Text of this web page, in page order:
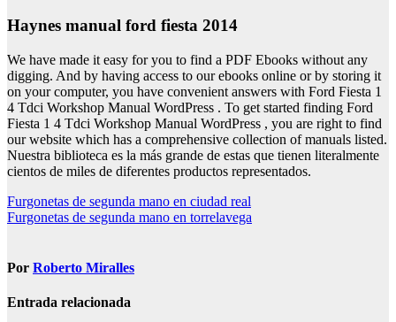
Haynes manual ford fiesta 2014
We have made it easy for you to find a PDF Ebooks without any
digging. And by having access to our ebooks online or by storing it
on your computer, you have convenient answers with Ford Fiesta 1
4 Tdci Workshop Manual WordPress . To get started finding Ford
Fiesta 1 4 Tdci Workshop Manual WordPress , you are right to find
our website which has a comprehensive collection of manuals listed.
Nuestra biblioteca es la más grande de estas que tienen literalmente
cientos de miles de diferentes productos representados.
Navegación
de
Furgonetas de segunda mano en ciudad real
Furgonetas de segunda mano en torrelavega
Por Roberto Miralles
Entrada relacionada